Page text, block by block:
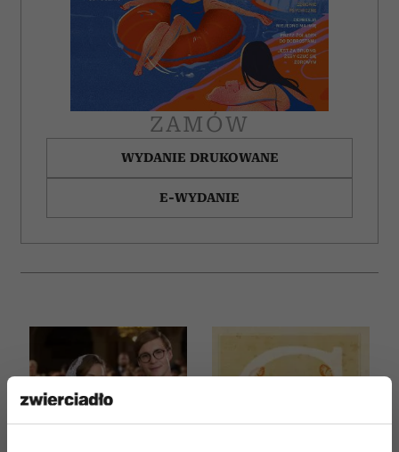
ZAMÓW
WYDANIE DRUKOWANE
E-WYDANIE